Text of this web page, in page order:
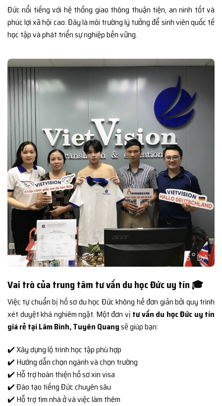
Đức nổi tiếng với hệ thống giao thông thuận tiện, an ninh tốt và
phúc lợi xã hội cao. Đây là môi trường lý tưởng để sinh viên quốc tế
học tập và phát triển sự nghiệp bền vững.
Vai trò của trung tâm tư vấn du học Đức uy tín 🎓
Việc tự chuẩn bị hồ sơ du học Đức không hề đơn giản bởi quy trình
xét duyệt khá nghiêm ngặt. Một đơn vị tư vấn du học Đức uy tín
giá rẻ tại Lâm Bình, Tuyên Quangsẽ giúp bạn:
✔️ Xây dựng lộ trình học tập phù hợp
✔️ Hướng dẫn chọn ngành và chọn trường
✔️ Hỗ trợ hoàn thiện hồ sơ xin visa
✔️ Đào tạo tiếng Đức chuyên sâu
✔️ Hỗ trợ tìm nhà ở và việc làm thêm